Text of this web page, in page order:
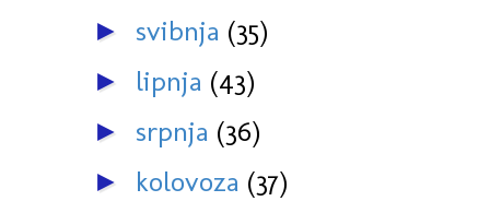
► svibnja (35)
► lipnja (43)
► srpnja (36)
► kolovoza (37)